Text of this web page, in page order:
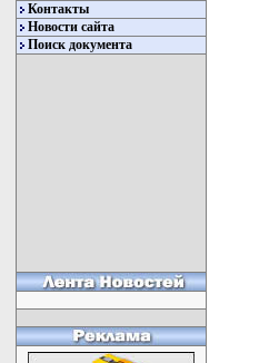
Контакты
Новости сайта
Поиск документа